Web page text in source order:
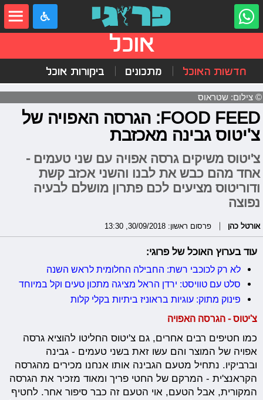
אוכל
חדשות האוכל מתכונים ביקורות אוכל
© צילום: שטראוס
FOOD FEED: הגרסה האפויה של
צ'יטוס גבינה מאכזבת
צ'יטוס משיקים גרסה אפויה עם שני טעמים -
אחד מהם כבש את לבנו והשני אכזב קשת
ודוריטוס מציעים לכם פתרון מושלם לבעיה
נפוצה
אורטל כהן פרסום ראשון: 30/09/2018, 13:30
עוד בערוץ האוכל של פרוגי:
לא רק לכוכבי רשת: החבילה החלומית לראש השנה
סלט עם טוויסט: ירדן הראל מציגה מתכון טעים וקל במיוחד
פינוק מתוק: עוגיות בראוניז ביתיות בקלי קלות
צ'יטוס - הגרסה האפויה
כמו חטיפים רבים אחרים, גם צ'יטוס החליטו להוציא גרסה
אפויה של המוצר והם עשו זאת בשני טעמים - גבינה
וברביקיו. נתחיל מטעם הגבינה אותו אנחנו מכירים מהגרסה
הקראנצ'ית - המרקם של החטי פריך ומאוד מזכיר את הגרסה
המקורית, אבל הטעם, אוי הטעם זה כבר סיפור אחר. לחטיף